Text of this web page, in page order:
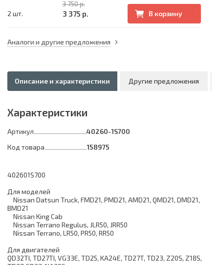
2 шт.
3 750 р.
3 375 р. В корзину
Аналоги и другие предложения
Описание и характеристики Другие предложения
Характеристики
Артикул
40260-1S700
Код товара
158975
402601S700
Для моделей
Nissan Datsun Truck, FMD21, PMD21, AMD21, QMD21, DMD21,
BMD21
Nissan King Cab
Nissan Terrano Regulus, JLR50, JRR50
Nissan Terrano, LR50, PR50, RR50
Для двигателей
QD32TI, TD27TI, VG33E, TD25, KA24E, TD27T, TD23, Z20S, Z18S,